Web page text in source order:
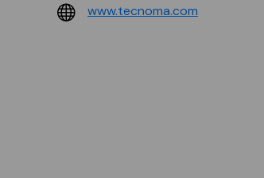
www.tecnoma.com